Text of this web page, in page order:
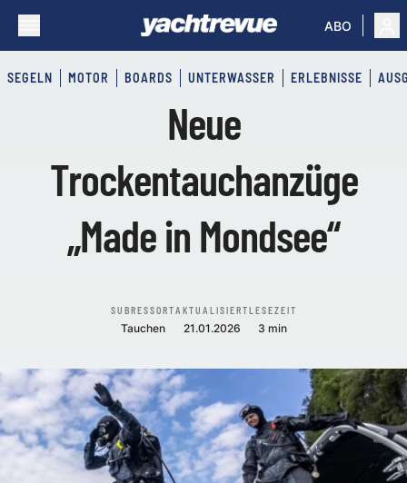
ABO
SEGELN MOTOR BOARDS UNTERWASSER ERLEBNISSE
Neue
Trockentauchanzüge
„Made in Mondsee“
SUBRESSORT
Tauchen
AKTUALISIERT
21.01.2026
LESEZEIT
3 min